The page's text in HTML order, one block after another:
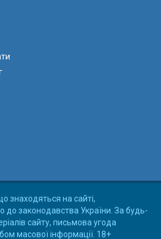
знаходяться на сайті,
до законодавства України. За будь-
сайту, письмова угода
масової інформації. 18+